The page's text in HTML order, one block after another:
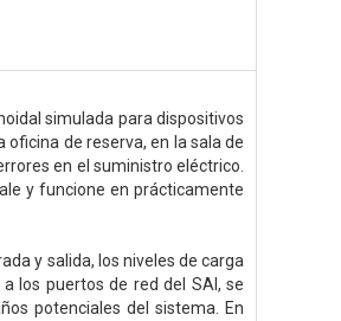
simulada para dispositivos
de reserva, en la sala de
en el suministro eléctrico.
y funcione en prácticamente
y salida, los niveles de carga
los puertos de red del SAI, se
potenciales del sistema. En